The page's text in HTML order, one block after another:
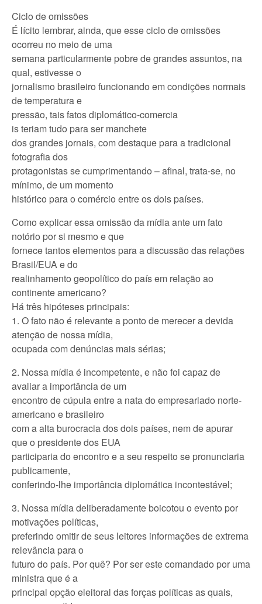
Ciclo de omissões
É lícito lembrar, ainda, que esse ciclo de omissões
ocorreu no meio de uma
semana particularmente pobre de grandes assuntos, na
qual, estivesse o
jornalismo brasileiro funcionando em condições normais
de temperatura e
pressão, tais fatos diplomático-comercia
is teriam tudo para ser manchete
dos grandes jornais, com destaque para a tradicional
fotografia dos
protagonistas se cumprimentando – afinal, trata-se, no
mínimo, de um momento
histórico para o comércio entre os dois países.
Como explicar essa omissão da mídia ante um fato
notório por si mesmo e que
fornece tantos elementos para a discussão das relações
Brasil/EUA e do
realinhamento geopolítico do país em relação ao
continente americano?
Há três hipóteses principais:
1. O fato não é relevante a ponto de merecer a devida
atenção de nossa mídia,
ocupada com denúncias mais sérias;
2. Nossa mídia é incompetente, e não foi capaz de
avaliar a importância de um
encontro de cúpula entre a nata do empresariado norte-
americano e brasileiro
com a alta burocracia dos dois países, nem de apurar
que o presidente dos EUA
participaria do encontro e a seu respeito se pronunciaria
publicamente,
conferindo-lhe importância diplomática incontestável;
3. Nossa mídia deliberadamente boicotou o evento por
motivações políticas,
preferindo omitir de seus leitores informações de extrema
relevância para o
futuro do país. Por quê? Por ser este comandado por uma
ministra que é a
principal opção eleitoral das forças políticas as quais,